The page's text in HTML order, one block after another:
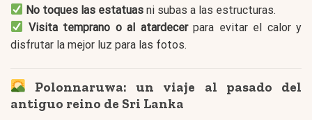
No toques las estatuas ni subas a las estructuras.
Visita temprano o al atardecerpara evitar el calor y
disfrutar la mejor luz para las fotos.
Polonnaruwa: un viaje al pasado del
antiguo reino de Sri Lanka